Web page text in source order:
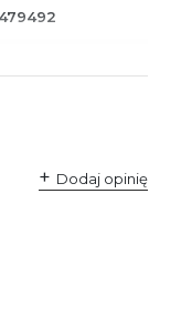
Dodaj opinię